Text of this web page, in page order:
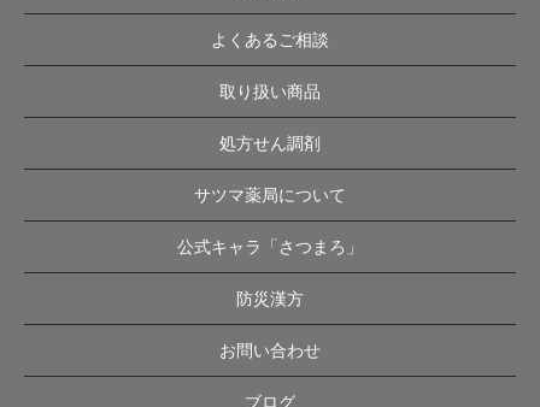
よくあるご相談
取り扱い商品
処方せん調剤
サツマ薬局について
公式キャラ「さつまろ」
防災漢方
お問い合わせ
ブログ